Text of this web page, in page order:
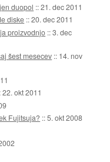
duopol ::21. dec 2011
diske ::20. dec 2011
proizvodnjo ::3. dec
šest mesecev :: 14. nov
22. okt 2011
Fujitsuja? ::5. okt 2008